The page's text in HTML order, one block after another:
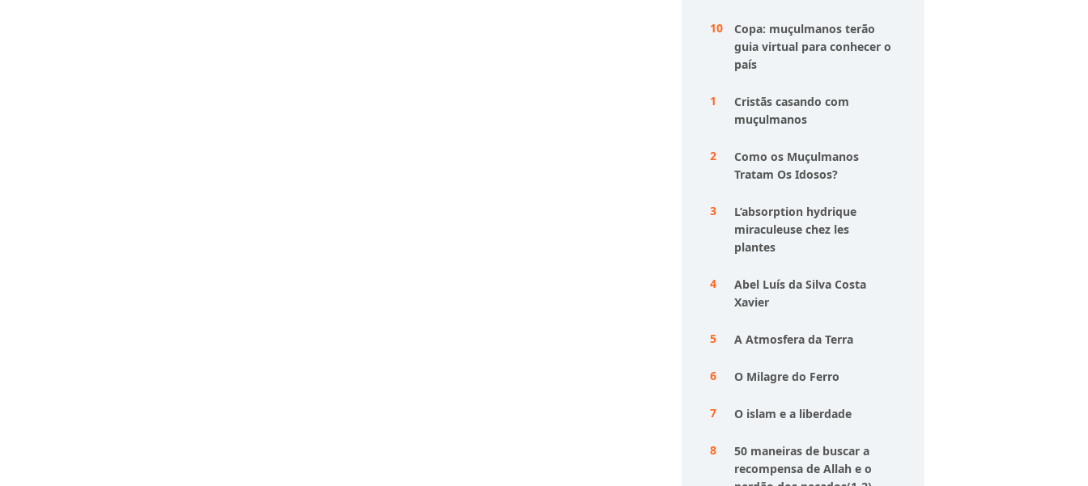
Copa: muçulmanos terão
guia virtual para conhecer o
país
Cristãs casando com
muçulmanos
Como os Muçulmanos
Tratam Os Idosos?
L’absorption hydrique
miraculeuse chez les
plantes
Abel Luís da Silva Costa
Xavier
A Atmosfera da Terra
O Milagre do Ferro
O islam e a liberdade
50 maneiras de buscar a
recompensa de Allah e o